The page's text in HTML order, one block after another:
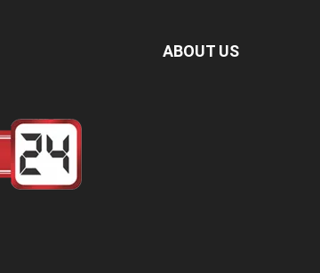
ABOUT US